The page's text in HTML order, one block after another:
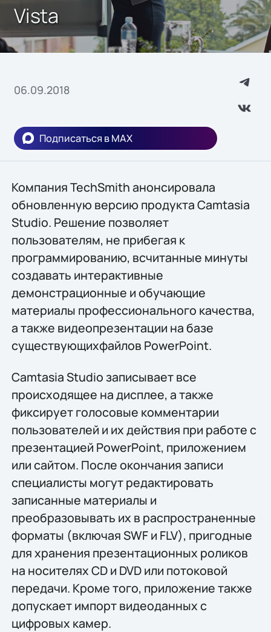
Vista
06.09.2018
Подписаться в MAX
Компания TechSmith анонсировала
обновленную версию продукта Camtasia
Studio. Решение позволяет
пользователям, не прибегая к
программированию, всчитанные минуты
создавать интерактивные
демонстрационные и обучающие
материалы профессионального качества,
а также видеопрезентации на базе
существующихфайлов PowerPoint.
Camtasia Studio записывает все
происходящее на дисплее, а также
фиксирует голосовые комментарии
пользователей и их действия при работе с
презентацией PowerPoint, приложением
или сайтом. После окончания записи
специалисты могут редактировать
записанные материалы и
преобразовывать их в распространенные
форматы (включая SWF и FLV), пригодные
для хранения презентационных роликов
на носителях CD и DVD или потоковой
передачи. Кроме того, приложение также
допускает импорт видеоданных с
цифровых камер.